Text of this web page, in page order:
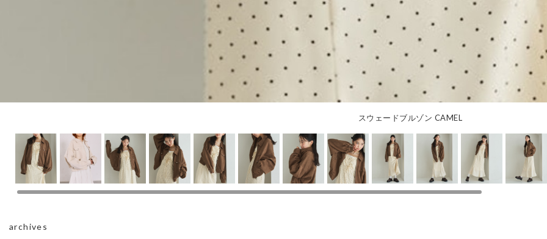
スウェードブルゾン CAMEL
archives